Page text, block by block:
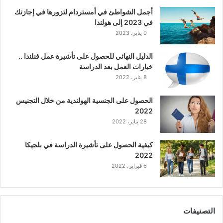
ا
س
ي
ك
ر
ب
ي
ة
أجمل الشواطئ في أمستردام لتزورها في إجازتك
في 2023 إلى هولندا
9 يناير، 2023
الدليل النهائي للحصول على تأشيرة عمل فنلندا ..
خيارات العمل بعد الدراسة
8 يناير، 2022
الحصول على الجنسية الهولندية من خلال التجنيس
2022
28 يناير، 2022
كيفية الحصول على تأشيرة الدراسة في بلجيكا
2022
6 فبراير، 2022
التصنيفات